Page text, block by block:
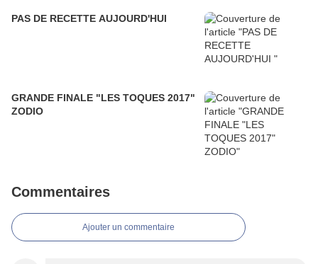
PAS DE RECETTE AUJOURD'HUI
GRANDE FINALE "LES TOQUES 2017"
ZODIO
Commentaires
Ajouter un commentaire